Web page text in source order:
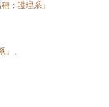
：護理系」
、